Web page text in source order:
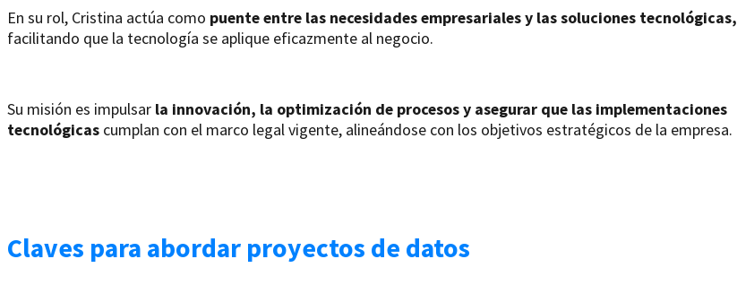
En su rol, Cristina actúa como puente entre las necesidades empresariales y las soluciones tecnológicas,
facilitando que la tecnología se aplique eficazmente al negocio.
Su misión es impulsar la innovación, la optimización de procesos y asegurar que las implementaciones
tecnológicas cumplan con el marco legal vigente, alineándose con los objetivos estratégicos de la empresa.
Claves para abordar proyectos de datos